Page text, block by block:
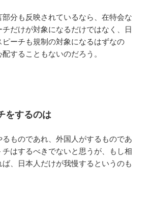
部分も反映されているなら、在特会な
だけが対象になるだけではなく、日
ーチも規制の対象になるはずなの
することもないのだろう。
をするのは
ものであれ、外国人がするものであ
はするべきでないと思うが、もし相
、日本人だけが我慢するというのも